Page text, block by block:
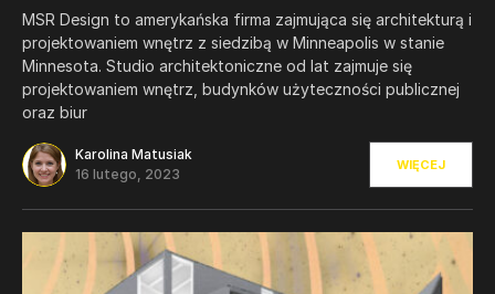
MSR Design to amerykańska firma zajmująca się architekturą i
projektowaniem wnętrz z siedzibą w Minneapolis w stanie
Minnesota. Studio architektoniczne od lat zajmuje się
projektowaniem wnętrz, budynków użyteczności publicznej
oraz biur
Karolina Matusiak
16 lutego, 2023
WIĘCEJ